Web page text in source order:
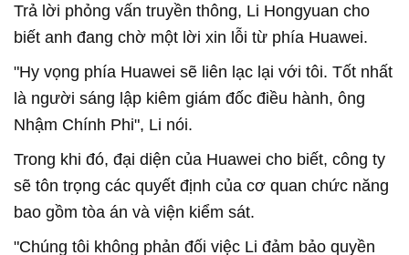
Trả lời phỏng vấn truyền thông, Li Hongyuan cho
biết anh đang chờ một lời xin lỗi từ phía Huawei.
"Hy vọng phía Huawei sẽ liên lạc lại với tôi. Tốt nhất
là người sáng lập kiêm giám đốc điều hành, ông
Nhậm Chính Phi", Li nói.
Trong khi đó, đại diện của Huawei cho biết, công ty
sẽ tôn trọng các quyết định của cơ quan chức năng
bao gồm tòa án và viện kiểm sát.
"Chúng tôi không phản đối việc Li đảm bảo quyền